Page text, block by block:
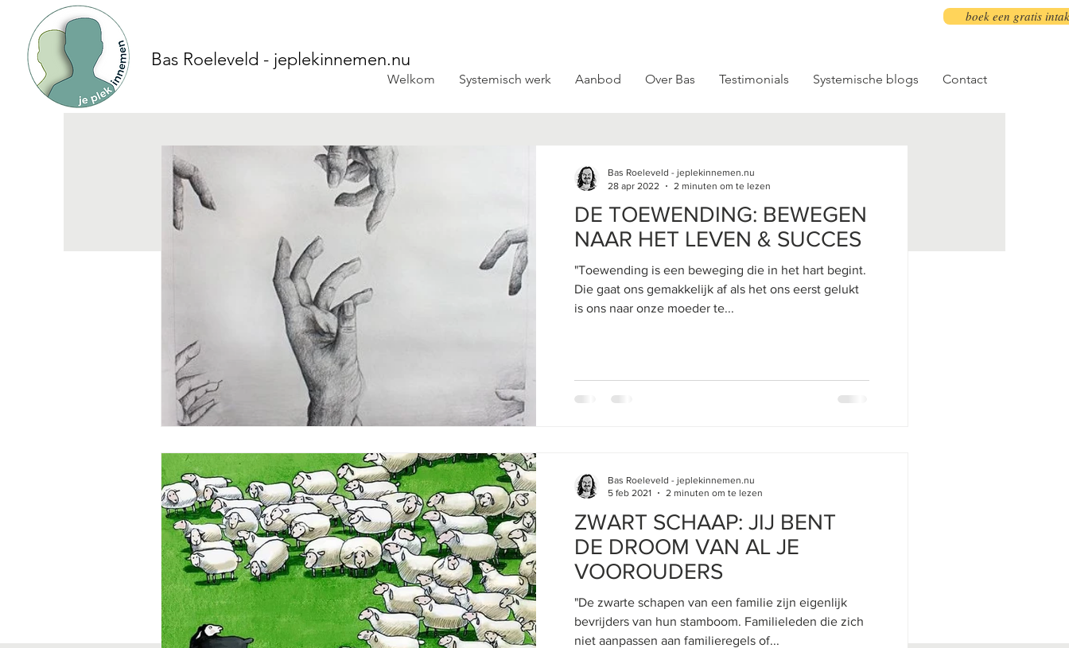
Welkom Systemisch werk Aanbod Over Bas Testimonials Systemische blogs Contact
Bas Roeleveld - jeplekinnemen.nu
boek een gratis
Systemische blogs
DE TOEWENDING: BEWEGEN
NAAR HET LEVEN & SUCCES
"Toewending is een beweging die in het hart begint.
Die gaat ons gemakkelijk af als het ons eerst gelukt
is ons naar onze moeder te...
Bas Roeleveld - jeplekinnemen.nu
28 apr 2022
2 minuten om te lezen
ZWART SCHAAP: JIJ BENT
DE DROOM VAN AL JE
VOOROUDERS
"De zwarte schapen van een familie zijn eigenlijk
bevrijders van hun stamboom. Familieleden die zich
niet aanpassen aan familieregels of...
Bas Roeleveld - jeplekinnemen.nu
5 feb 2021
2 minuten om te lezen